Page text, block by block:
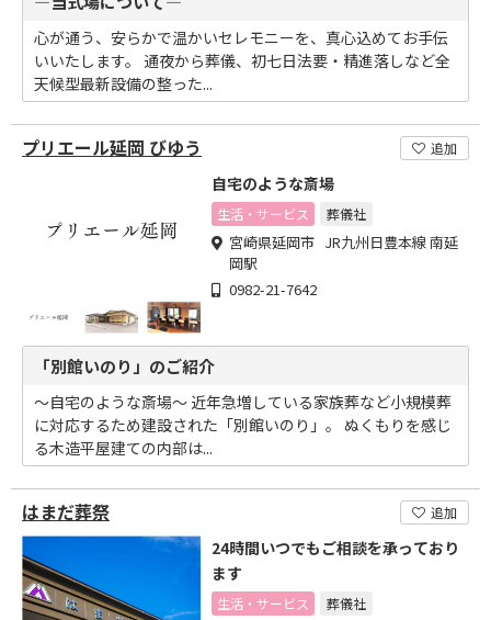
心が通う、安らかで温かいセレモニーを、真心込めてお手伝
いいたします。 通夜から葬儀、初七日法要・精進落しなど全
天候型最新設備の整った...
プリエール延岡 びゆう 追加
自宅のような斎場
生活・サービス 葬儀社
宮崎県延岡市 JR九州日豊本線 南延
岡駅
0982-21-7642
「別館いのり」のご紹介
～自宅のような斎場～ 近年急増している家族葬など小規模葬
に対応するため建設された「別館いのり」。 ぬくもりを感じ
る木造平屋建ての内部は...
はまだ葬祭 追加
24時間いつでもご相談を承っており
ます
生活・サービス 葬儀社